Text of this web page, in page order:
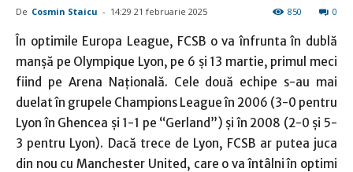
De Cosmin Staicu - 14:29 21 februarie 2025 0
850
În optimile Europa League, FCSB o va înfrunta în dublă
manşă pe Olympique Lyon, pe 6 şi 13 martie, primul meci
fiind pe Arena Naţională. Cele două echipe s-au mai
duelat în grupele Champions League în 2006 (3-0 pentru
Lyon în Ghencea şi 1-1 pe “Gerland”) şi în 2008 (2-0 şi 5-
3 pentru Lyon). Dacă trece de Lyon, FCSB ar putea juca
din nou cu Manchester United, care o va întâlni în optimi